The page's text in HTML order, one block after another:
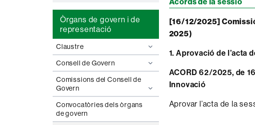
Òrgans de govern i de
representació
Claustre
Consell de Govern
Comissions del Consell de
Govern
Convocatòries dels òrgans
de govern
[16/12/2025]
2025)
1. Aprovació de l’acta
ACORD 62/2025, de
Innovació
Aprovar l’acta de la